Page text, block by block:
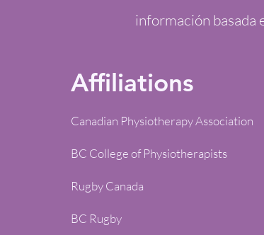
información basada
Affiliations
Canadian Physiotherapy Association ​
BC College of Physiotherapists​
Rugby Canada​
BC Rugby​